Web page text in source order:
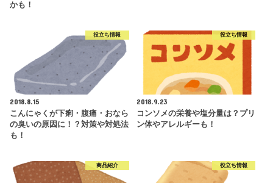
かも！
役立ち情報
2018.8.15
こんにゃくが下痢・腹痛・おなら
の臭いの原因に！？対策や対処法
も！
役立ち情報
2018.9.23
コンソメの栄養や塩分量は？プリ
ン体やアレルギーも！
商品紹介 役立ち情報